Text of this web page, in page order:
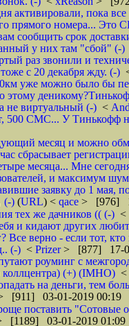
активировали, пока
прямого номера... Это
сообщить срок
у них там "сбой" (-)
раз звонили и
с 20 декабря жду. (-)
уже можно было бы
этому
не виртуальный (-) <
500 СМС... У Тинькофф
месяц и можно
сбрасывает
месяца... Мне
и максимум
заявку до 1 мая,
(-) (URL) < qace > [976]
тех же дачников (( (-) <
и кидают других
Все верно - если тот,
(-) < Prizer> [877] 17-
путают роуминг с
коллцентра) (+) (IMHO) <
на деньги, тем
[911] 03-01-2019 00:19
поставить "Сотовые
[1189] 03-01-2019 01:09